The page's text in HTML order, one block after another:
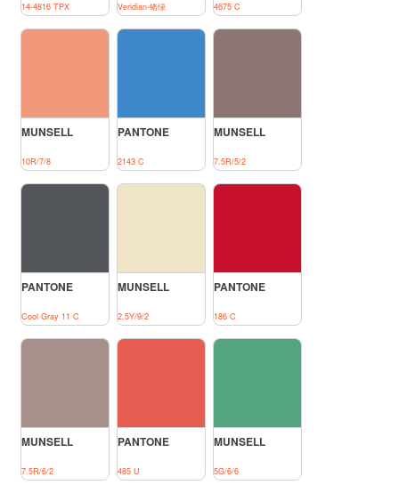
14-4816 TPX Veridian-铬绿 4675 C
MUNSELL
10R/7/8
PANTONE
2143 C
MUNSELL
7.5R/5/2
PANTONE
Cool Gray 11 C
MUNSELL
2.5Y/9/2
PANTONE
186 C
MUNSELL
7.5R/6/2
PANTONE
485 U
MUNSELL
5G/6/6